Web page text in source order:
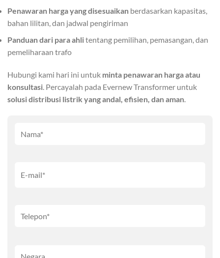
Penawaran harga yang disesuaikan berdasarkan kapasitas,
bahan lilitan, dan jadwal pengiriman
Panduan dari para ahlitentang pemilihan, pemasangan, dan
pemeliharaan trafo
Hubungi kami hari ini untuk minta penawaran harga atau
konsultasi. Percayalah pada Evernew Transformer untuk
solusi distribusi listrik yang andal, efisien, dan aman.